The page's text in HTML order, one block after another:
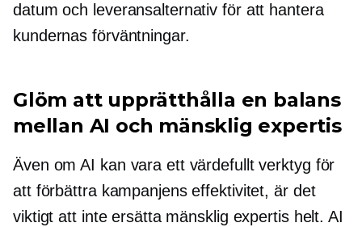
datum och leveransalternativ för att hantera
kundernas förväntningar.
Glöm att upprätthålla en balans
mellan AI och mänsklig expertis
Även om AI kan vara ett värdefullt verktyg för
att förbättra kampanjens effektivitet, är det
viktigt att inte ersätta mänsklig expertis helt. AI